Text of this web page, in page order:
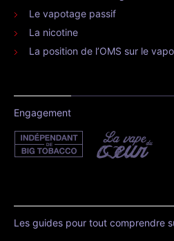
Le vapotage passif
La nicotine
La position de l’OMS sur le
Engagement
Les guides pour tout comprendre